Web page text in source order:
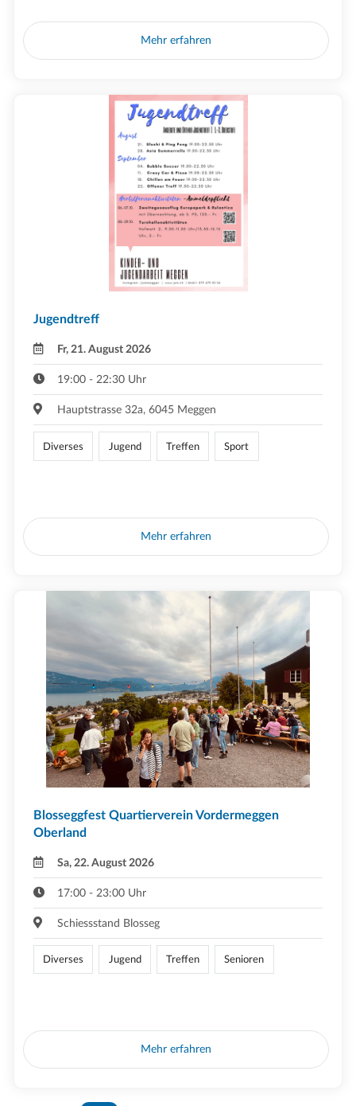
Mehr erfahren
Jugendtreff
Fr, 21. August 2026
19:00 - 22:30 Uhr
Hauptstrasse 32a, 6045 Meggen
Diverses Jugend Treffen Sport
Mehr erfahren
Blosseggfest Quartierverein Vordermeggen
Oberland
Sa, 22. August 2026
17:00 - 23:00 Uhr
Schiessstand Blosseg
Diverses Jugend Treffen Senioren
Mehr erfahren